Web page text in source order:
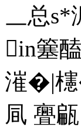
＿总
in簺
漼�|
凬 亹